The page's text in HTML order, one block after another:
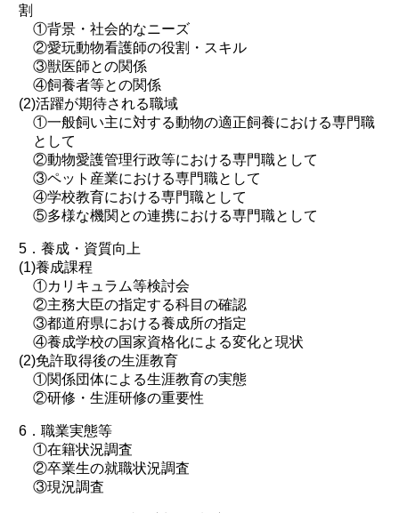
割
①背景・社会的なニーズ
②愛玩動物看護師の役割・スキル
③獣医師との関係
④飼養者等との関係
(2)活躍が期待される職域
①一般飼い主に対する動物の適正飼養における専門職
として
②動物愛護管理行政等における専門職として
③ペット産業における専門職として
④学校教育における専門職として
⑤多様な機関との連携における専門職として
5．養成・資質向上
(1)養成課程
①カリキュラム等検討会
②主務大臣の指定する科目の確認
③都道府県における養成所の指定
④養成学校の国家資格化による変化と現状
(2)免許取得後の生涯教育
①関係団体による生涯教育の実態
②研修・生涯研修の重要性
6．職業実態等
①在籍状況調査
②卒業生の就職状況調査
③現況調査